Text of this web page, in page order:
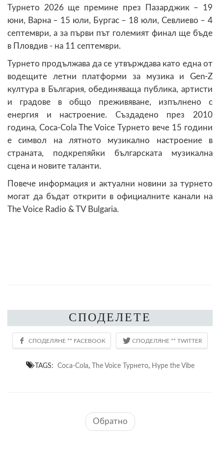
Турнето 2026 ще премине през Пазарджик – 19
юни, Варна – 15 юли, Бургас – 18 юли, Севлиево – 4
септември, а за първи път големият финал ще бъде
в Пловдив - на 11 септември.
Турнето продължава да се утвърждава като една от
водещите летни платформи за музика и Gen-Z
култура в България, обединяваща публика, артисти
и градове в общо преживяване, изпълнено с
енергия и настроение. Създадено през 2010
година, Coca-Cola The Voice Турнето вече 15 години
е символ на лятното музикално настроение в
страната, подкрепяйки българската музикална
сцена и новите таланти.
Повече информация и актуални новини за турнето
могат да бъдат открити в официалните канали на
The Voice Radio & TV Bulgaria.
СПОДЕЛЕТЕ
TAGS: Coca-Cola, The Voice Турнето, Hype the Vibe
Обратно